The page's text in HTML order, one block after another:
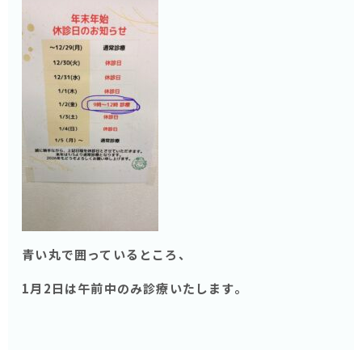
青い丸で囲っているところ、
1月2日は午前中のみ診療いたします。